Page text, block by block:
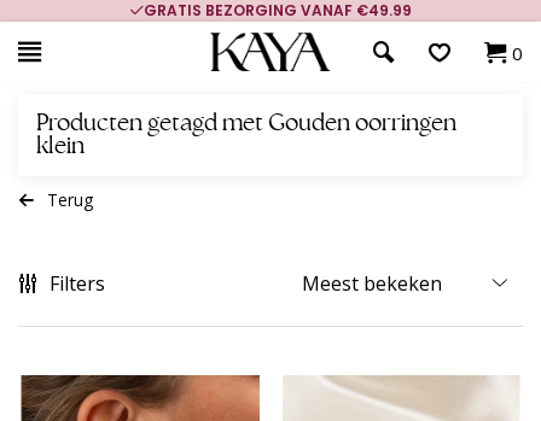
GRATIS BEZORGING VANAF €49.99
0
Producten getagd met Gouden oorringen
klein
Terug
Filters